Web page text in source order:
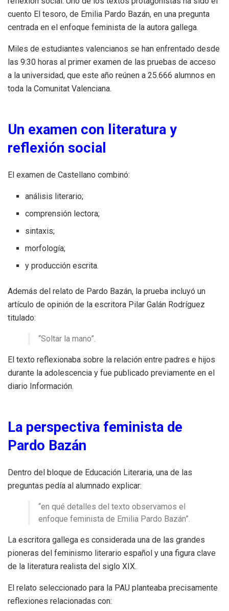
cuento El tesoro, de Emilia Pardo Bazán, en una pregunta
centrada en el enfoque feminista de la autora gallega.
Miles de estudiantes valencianos se han enfrentado desde
las 9:30 horas al primer examen de las pruebas de acceso
a la universidad, que este año reúnen a 25.666 alumnos en
toda la Comunitat Valenciana.
Un examen con literatura y
reflexión social
El examen de Castellano combinó:
análisis literario;
comprensión lectora;
sintaxis;
morfología;
y producción escrita.
Además del relato de Pardo Bazán, la prueba incluyó un
artículo de opinión de la escritora Pilar Galán Rodríguez
titulado:
“Soltar la mano”.
El texto reflexionaba sobre la relación entre padres e hijos
durante la adolescencia y fue publicado previamente en el
diario Información.
La perspectiva feminista de
Pardo Bazán
Dentro del bloque de Educación Literaria, una de las
preguntas pedía al alumnado explicar:
“en qué detalles del texto observamos el
enfoque feminista de Emilia Pardo Bazán”.
La escritora gallega es considerada una de las grandes
pioneras del feminismo literario español y una figura clave
de la literatura realista del siglo XIX.
El relato seleccionado para la PAU planteaba precisamente
reflexiones relacionadas con: